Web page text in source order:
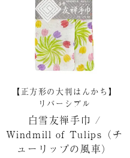
【正方形の大判はんかち】
リバーシブル
白雪友禅手巾 /
Windmill of Tulips（チ
ューリップの風車）